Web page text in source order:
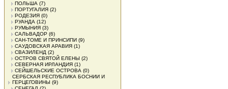
ПОЛЬША (7)
ПОРТУГАЛИЯ (2)
РОДЕЗИЯ (0)
РУАНДА (12)
РУМЫНИЯ (3)
САЛЬВАДОР (6)
САН-ТОМЕ И ПРИНСИПИ (9)
САУДОВСКАЯ АРАВИЯ (1)
СВАЗИЛЕНД (2)
ОСТРОВ СВЯТОЙ ЕЛЕНЫ (2)
СЕВЕРНАЯ ИРЛАНДИЯ (1)
СЕЙШЕЛЬСКИЕ ОСТРОВА (0)
СЕРБСКАЯ РЕСПУБЛИКА БОСНИИ И
ГЕРЦЕГОВИНЫ (9)